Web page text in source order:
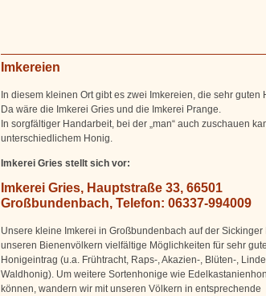
Imkereien
In diesem kleinen Ort gibt es zwei Imkereien, die sehr guten
Da wäre die Imkerei Gries und die Imkerei Prange.
In sorgfältiger Handarbeit, bei der „man“ auch zuschauen
unterschiedlichem Honig.
Imkerei Gries stellt sich vor:
Imkerei Gries, Hauptstraße 33, 66501
Großbundenbach, Telefon: 06337-994009
Unsere kleine Imkerei in Großbundenbach auf der Sickinger
unseren Bienenvölkern vielfältige Möglichkeiten für sehr
Honigeintrag (u.a. Frühtracht, Raps-, Akazien-, Blüten-,
Waldhonig). Um weitere Sortenhonige wie
können, wandern wir mit unseren Völkern in entsprechende